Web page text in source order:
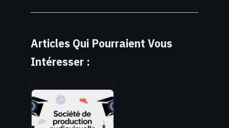
Articles Qui Pourraient Vous
Intéresser :